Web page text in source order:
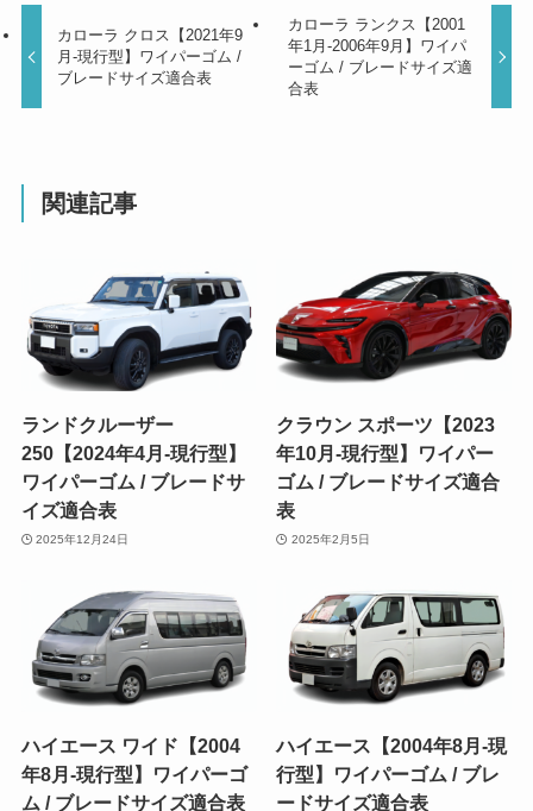
カローラ クロス【2021年9
月-現行型】ワイパーゴム /
ブレードサイズ適合表
カローラ ランクス【2001
年1月-2006年9月】ワイパ
ーゴム / ブレードサイズ適
合表
関連記事
ランドクルーザー
250【2024年4月-現行型】
ワイパーゴム / ブレードサ
イズ適合表
2025年12月24日
クラウン スポーツ【2023
年10月-現行型】ワイパー
ゴム / ブレードサイズ適合
表
2025年2月5日
ハイエース ワイド【2004
年8月-現行型】ワイパーゴ
ム / ブレードサイズ適合表
ハイエース【2004年8月-現
行型】ワイパーゴム / ブレ
ードサイズ適合表